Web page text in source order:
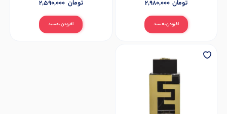
افزودن به سبد
2,980,000 تومان
افزودن به سبد
2,590,000 تومان